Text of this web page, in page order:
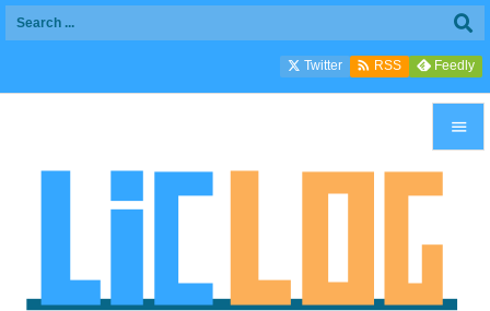

前へ
Twitter  RSS Feedly